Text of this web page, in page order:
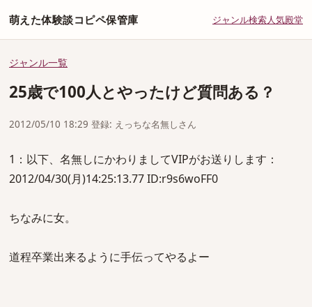
萌えた体験談コピペ保管庫 ジャンル検索人気殿堂
ジャンル一覧
25歳で100人とやったけど質問ある？
2012/05/10 18:29 登録: えっちな名無しさん
1：以下、名無しにかわりましてVIPがお送りします：
2012/04/30(月)14:25:13.77 ID:r9s6woFF0
ちなみに女。
道程卒業出来るように手伝ってやるよー